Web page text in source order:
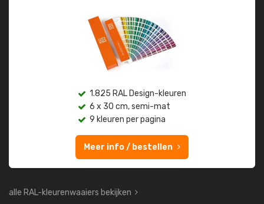
1.825 RAL Design-kleuren
6 x 30 cm, semi-mat
9 kleuren per pagina
Meer info / bestellen
alle RAL-kleurenwaaiers bekijken